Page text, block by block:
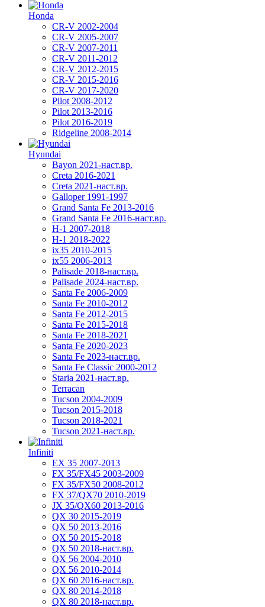
Honda
CR-V 2002-2004
CR-V 2005-2007
CR-V 2007-2011
CR-V 2011-2012
CR-V 2012-2015
CR-V 2015-2016
CR-V 2017-2020
Pilot 2008-2012
Pilot 2013-2016
Pilot 2016-2019
Ridgeline 2008-2014
Hyundai
Bayon 2021-наст.вр.
Creta 2016-2021
Creta 2021-наст.вр.
Galloper 1991-1997
Grand Santa Fe 2013-2016
Grand Santa Fe 2016-наст.вр.
H-1 2007-2018
H-1 2018-2022
ix35 2010-2015
ix55 2006-2013
Palisade 2018-наст.вр.
Palisade 2024-наст.вр.
Santa Fe 2006-2009
Santa Fe 2010-2012
Santa Fe 2012-2015
Santa Fe 2015-2018
Santa Fe 2018-2021
Santa Fe 2020-2023
Santa Fe 2023-наст.вр.
Santa Fe Classic 2000-2012
Staria 2021-наст.вр.
Terracan
Tucson 2004-2009
Tucson 2015-2018
Tucson 2018-2021
Tucson 2021-наст.вр.
Infiniti
EX 35 2007-2013
FX 35/FX45 2003-2009
FX 35/FX50 2008-2012
FX 37/QX70 2010-2019
JX 35/QX60 2013-2016
QX 30 2015-2019
QX 50 2013-2016
QX 50 2015-2018
QX 50 2018-наст.вр.
QX 56 2004-2010
QX 56 2010-2014
QX 60 2016-наст.вр.
QX 80 2014-2018
QX 80 2018-наст.вр.